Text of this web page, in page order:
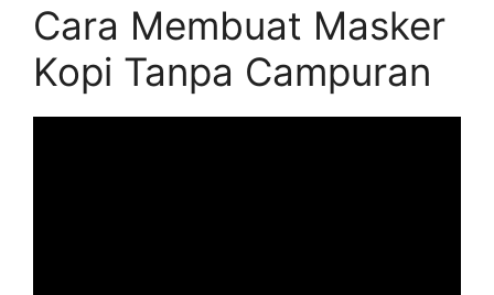
Cara Membuat Masker
Kopi Tanpa Campuran